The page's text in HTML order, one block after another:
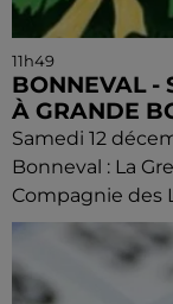
11h49
BONNEVAL -
À GRANDE
Samedi 12
Bonneval : La
Compagnie des